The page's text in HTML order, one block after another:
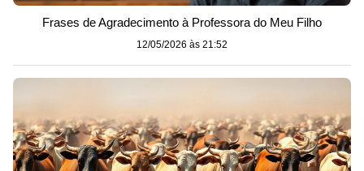
Frases de Agradecimento à Professora do Meu Filho
12/05/2026 às 21:52